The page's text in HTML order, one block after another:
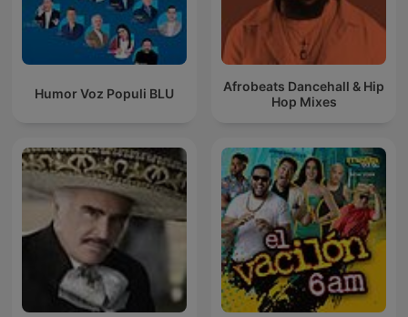
Humor Voz Populi BLU
Afrobeats Dancehall & Hip
Hop Mixes